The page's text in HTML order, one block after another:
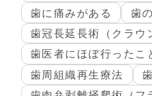
歯に痛みがある
歯
歯冠長延長術（クラウ
歯医者にほぼ行ったこ
歯周組織再生療法